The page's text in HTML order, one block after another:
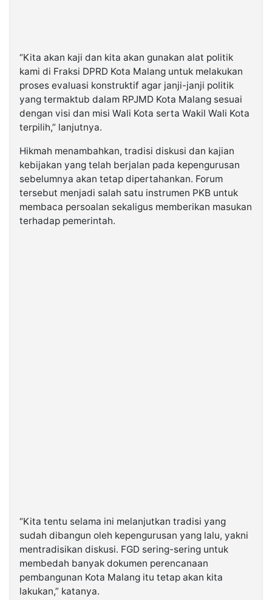
“Kita akan kaji dan kita akan gunakan alat politik
kami di Fraksi DPRD Kota Malang untuk melakukan
proses evaluasi konstruktif agar janji-janji politik
yang termaktub dalam RPJMD Kota Malang sesuai
dengan visi dan misi Wali Kota serta Wakil Wali Kota
terpilih,” lanjutnya.
Hikmah menambahkan, tradisi diskusi dan kajian
kebijakan yang telah berjalan pada kepengurusan
sebelumnya akan tetap dipertahankan. Forum
tersebut menjadi salah satu instrumen PKB untuk
membaca persoalan sekaligus memberikan masukan
terhadap pemerintah.
“Kita tentu selama ini melanjutkan tradisi yang
sudah dibangun oleh kepengurusan yang lalu, yakni
mentradisikan diskusi. FGD sering-sering untuk
membedah banyak dokumen perencanaan
pembangunan Kota Malang itu tetap akan kita
lakukan,” katanya.